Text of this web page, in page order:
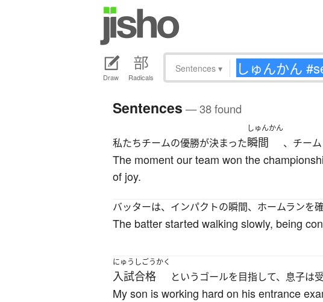
Draw Radicals
Sentences ▾
Sentences — 38 found
私たちチームの優勝が決まった
しゅんかん
瞬間 、チー
The moment our team won the
of joy.
バッターは、インパクトの瞬間、ホームランを
The batter started walking slowly, being
にゅうしごうかく
入試合格 というゴールを目指して、息子は
My son is working hard on his entrance